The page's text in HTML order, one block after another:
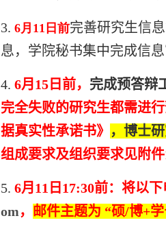
3. 6月 11日前完善研究生信
息，学院秘书集中完成信
4. 6月15日前， 完成预答辩
完全失败的研究生都需进
据真实性承诺书》 ，博士
组成要求及组织要求见附件
5. 6月11日 17:30前：将以
om， 邮件主题为 “硕/博+